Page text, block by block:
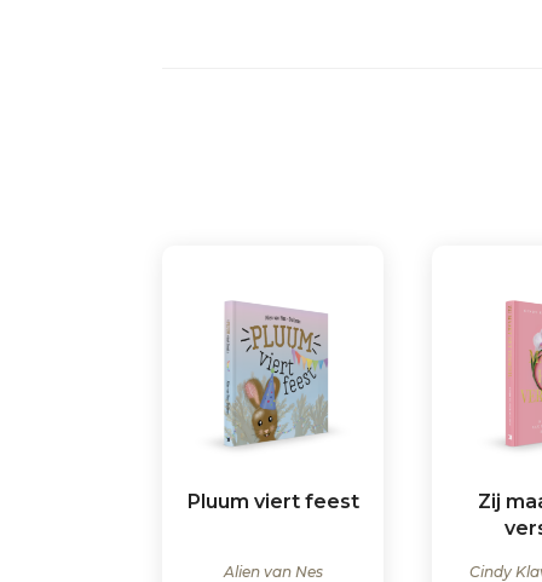
Pluum viert feest
Alien van Nes
Zij
Cindy